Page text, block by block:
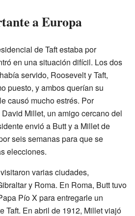
a Europa
de Taft estaba por
en una situación difícil. Los dos
servido, Roosevelt y Taft,
puesto, y ambos querían su
causó mucho estrés. Por
Millet, un amigo cercano del
envió a Butt y a Millet de
seis semanas para que se
elecciones.
varias ciudades,
y Roma. En Roma, Butt tuvo
Pío X para entregarle un
Taft. En abril de 1912, Millet viajó